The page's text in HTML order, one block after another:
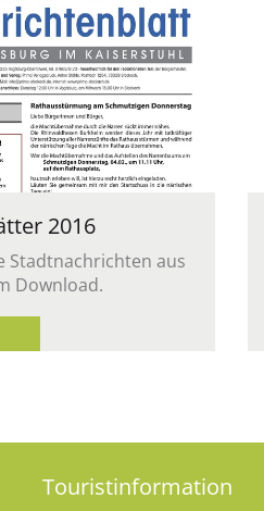
2016
Stadt­nach­rich­ten aus
Down­load.
Touristinformation